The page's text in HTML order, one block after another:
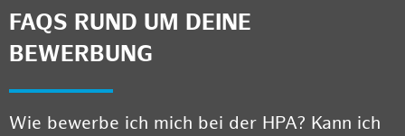
FAQS RUND UM DEINE
BEWERBUNG
Wie bewerbe ich mich bei der HPA? Kann ich